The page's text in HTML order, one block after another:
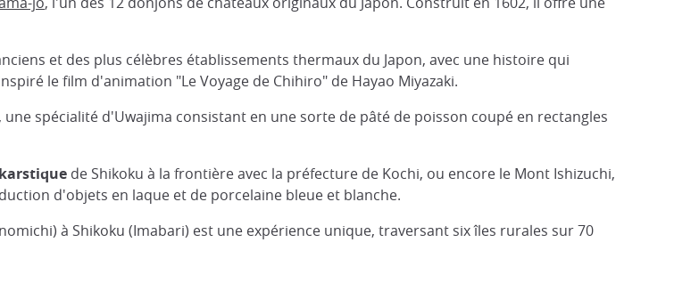
et des plus célèbres établissements thermaux du Japon, avec une histoire qui
le film d'animation "Le Voyage de Chihiro" de Hayao Miyazaki.
, une spécialité d'Uwajima consistant en une sorte de pâté de poisson coupé en rectangles
de Shikoku à la frontière avec la préfecture de Kochi, ou encore le Mont Ishizuchi,
d'objets en laque et de porcelaine bleue et blanche.
à Shikoku (Imabari) est une expérience unique, traversant six îles rurales sur 70